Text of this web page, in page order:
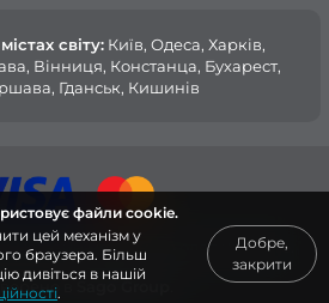
світу:Київ, Одеса, Харків,
Вінниця, Констанца, Бухарест,
Гданськ, Кишинів
магазин медичного одягу InWhite.
в
файли cookie.
цей механізм у
браузера. Більш
дивіться в нашій
.
Добре,
закрити